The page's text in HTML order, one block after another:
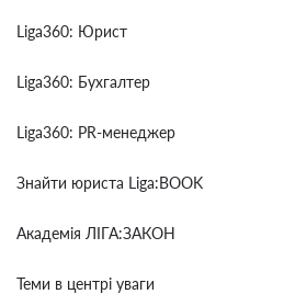
Liga360: Юрист
Liga360: Бухгалтер
Liga360: PR-менеджер
Знайти юриста Liga:BOOK
Академія ЛІГА:ЗАКОН
Теми в центрі уваги